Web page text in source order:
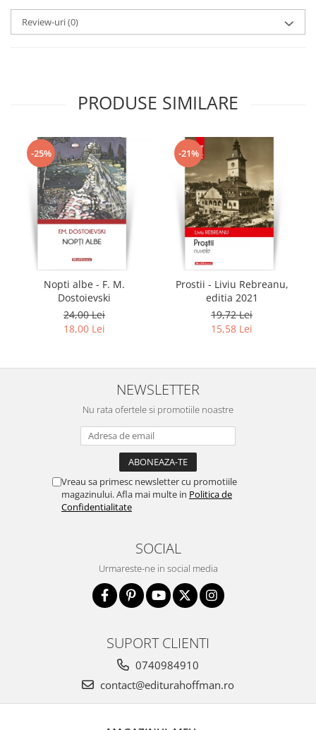
Review-uri(0)
PRODUSE SIMILARE
-25%
Nopti albe - F. M.
Dostoievski
24,00 Lei
18,00 Lei
-21%
Prostii - Liviu Rebreanu,
editia 2021
19,72 Lei
15,58 Lei
NEWSLETTER
Nu rata ofertele si promotiile noastre
Vreau sa primesc newsletter cu promotiile
magazinului. Afla mai multe in Politica de
Confidentialitate
SOCIAL
Urmareste-ne in social media
SUPORT CLIENTI
0740984910
contact@editurahoffman.ro